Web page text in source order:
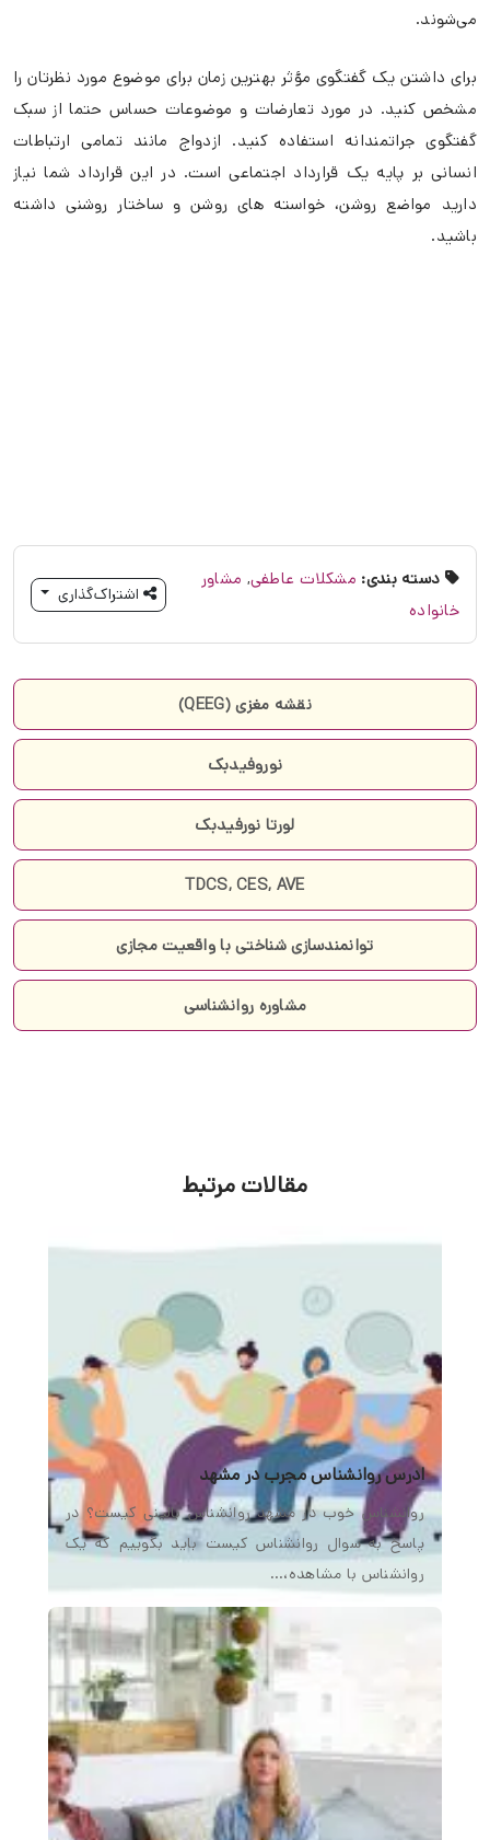
می‌شوند.
برای داشتن یک گفتگوی مؤثر بهترین زمان برای موضوع مورد نظرتان را
مشخص کنید. در مورد تعارضات و موضوعات حساس حتما از سبک
گفتگوی جراتمندانه استفاده کنید. ازدواج مانند تمامی ارتباطات
انسانی بر پایه یک قرارداد اجتماعی است. در این قرارداد شما نیاز
دارید مواضع روشن، خواسته ‌های روشن و ساختار روشنی داشته
باشید.
دسته بندی: مشکلات عاطفی, مشاور
خانواده
اشتراک‌گذاری
نقشه مغزی (QEEG)
نوروفیدبک
لورتا نورفیدبک
TDCS, CES, AVE
توانمندسازی شناختی با واقعیت مجازی
مشاوره روانشناسی
مقالات مرتبط
ادرس روانشناس مجرب در مشهد
روانشناس خوب در مشهد روانشناس بالینی کیست؟ در
پاسخ به سوال روانشناس کیست باید بگوییم که یک
روانشناس با مشاهده،…